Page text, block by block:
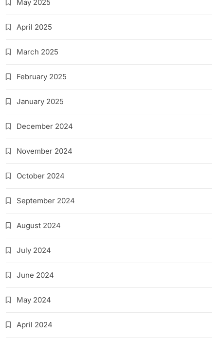
May 2025
April 2025
March 2025
February 2025
January 2025
December 2024
November 2024
October 2024
September 2024
August 2024
July 2024
June 2024
May 2024
April 2024